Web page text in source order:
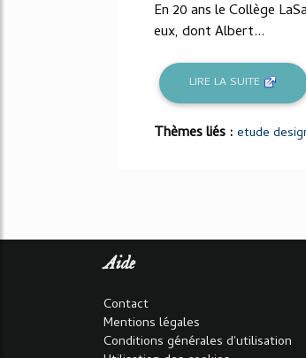
En 20 ans le Collège
eux, dont Albert...
LIRE LA SUITE
Thèmes liés : etude
Aide
Contact
Mentions légales
Conditions générales d'utilisation